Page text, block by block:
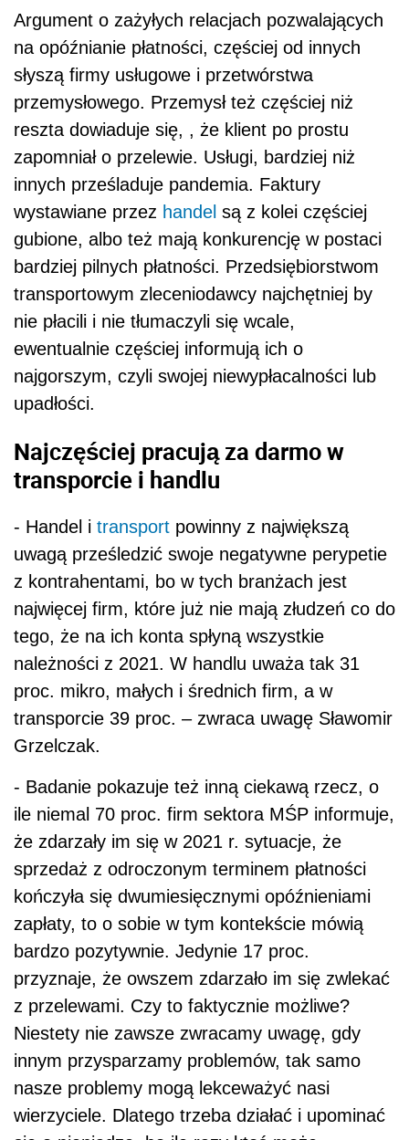
Argument o zażyłych relacjach pozwalających
na opóźnianie płatności, częściej od innych
słyszą firmy usługowe i przetwórstwa
przemysłowego. Przemysł też częściej niż
reszta dowiaduje się, , że klient po prostu
zapomniał o przelewie. Usługi, bardziej niż
innych prześladuje pandemia. Faktury
wystawiane przez handel są z kolei częściej
gubione, albo też mają konkurencję w postaci
bardziej pilnych płatności. Przedsiębiorstwom
transportowym zleceniodawcy najchętniej by
nie płacili i nie tłumaczyli się wcale,
ewentualnie częściej informują ich o
najgorszym, czyli swojej niewypłacalności lub
upadłości.
Najczęściej pracują za darmo w
transporcie i handlu
- Handel i transport powinny z największą
uwagą prześledzić swoje negatywne perypetie
z kontrahentami, bo w tych branżach jest
najwięcej firm, które już nie mają złudzeń co do
tego, że na ich konta spłyną wszystkie
należności z 2021. W handlu uważa tak 31
proc. mikro, małych i średnich firm, a w
transporcie 39 proc. – zwraca uwagę Sławomir
Grzelczak.
- Badanie pokazuje też inną ciekawą rzecz, o
ile niemal 70 proc. firm sektora MŚP informuje,
że zdarzały im się w 2021 r. sytuacje, że
sprzedaż z odroczonym terminem płatności
kończyła się dwumiesięcznymi opóźnieniami
zapłaty, to o sobie w tym kontekście mówią
bardzo pozytywnie. Jedynie 17 proc.
przyznaje, że owszem zdarzało im się zwlekać
z przelewami. Czy to faktycznie możliwe?
Niestety nie zawsze zwracamy uwagę, gdy
innym przysparzamy problemów, tak samo
nasze problemy mogą lekceważyć nasi
wierzyciele. Dlatego trzeba działać i upominać